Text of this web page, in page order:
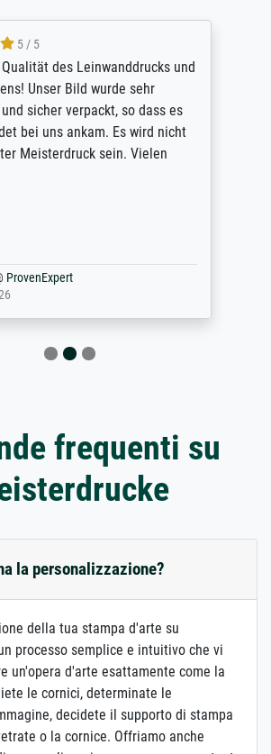
5 / 5
des Leinwanddrucks und
Unser Bild wurde sehr
sicher verpackt, so dass es
bei uns ankam. Es wird nicht
Meisterdruck sein. Vielen
ProvenExpert
frequenti su
la personalizzazione?
della tua stampa d'arte su
processo semplice e intuitivo che vi
un'opera d'arte esattamente come la
le cornici, determinate le
decidete il supporto di stampa
o la cornice. Offriamo anche